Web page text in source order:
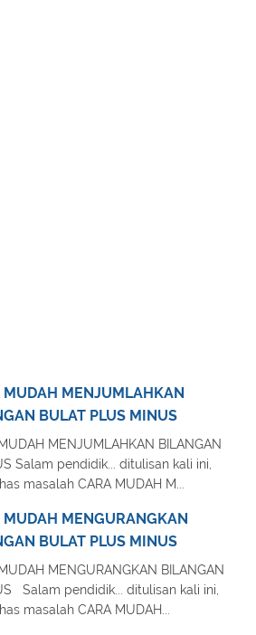
MUDAH MENJUMLAHKAN
BULAT PLUS MINUS
MENJUMLAHKAN BILANGAN
Salam pendidik... ditulisan kali ini,
masalah CARA MUDAH M...
MUDAH MENGURANGKAN
BULAT PLUS MINUS
MENGURANGKAN BILANGAN
Salam pendidik... ditulisan kali ini,
masalah CARA MUDAH...